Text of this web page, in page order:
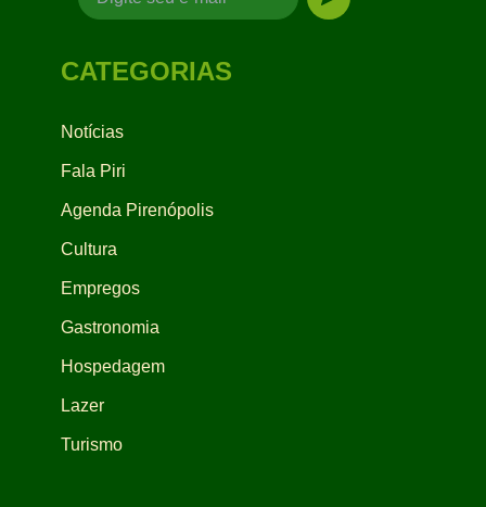
CATEGORIAS
Notícias
Fala Piri
Agenda Pirenópolis
Cultura
Empregos
Gastronomia
Hospedagem
Lazer
Turismo